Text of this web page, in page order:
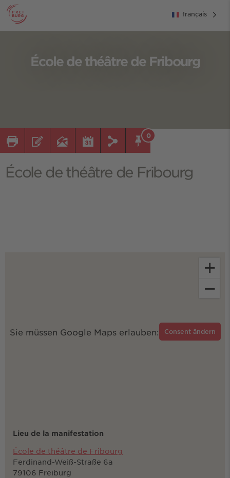
français
École de théâtre de Fribourg
0
École de théâtre de Fribourg
Sie müssen Google Maps erlauben: Consent ändern
+
−
Lieu de la manifestation
École de théâtre de Fribourg
Ferdinand-Weiß-Straße 6a
79106 Freiburg